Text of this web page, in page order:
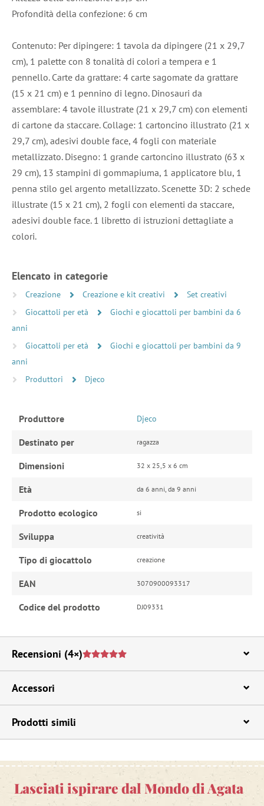
Profondità della confezione: 6 cm
Contenuto: Per dipingere: 1 tavola da dipingere (21 x 29,7
cm), 1 palette con 8 tonalità di colori a tempera e 1
pennello. Carte da grattare: 4 carte sagomate da grattare
(15 x 21 cm) e 1 pennino di legno. Dinosauri da
assemblare: 4 tavole illustrate (21 x 29,7 cm) con elementi
di cartone da staccare. Collage: 1 cartoncino illustrato (21 x
29,7 cm), adesivi double face, 4 fogli con materiale
metallizzato. Disegno: 1 grande cartoncino illustrato (63 x
29 cm), 13 stampini di gommapiuma, 1 applicatore blu, 1
penna stilo gel argento metallizzato. Scenette 3D: 2 schede
illustrate (15 x 21 cm), 2 fogli con elementi da staccare,
adesivi double face. 1 libretto di istruzioni dettagliate a
colori.
Elencato in categorie
Creazione Creazione e kit creativi
Set creativi
Giocattoli per età
Giochi e giocattoli per bambini da 6
anni
Giocattoli per età
Giochi e giocattoli per bambini da 9
anni
Produttori
Djeco
Produttore Djeco
Destinato per ragazza
Dimensioni 32 x 25,5 x 6 cm
Età da 6 anni, da 9 anni
Prodotto ecologico si
Sviluppa creatività
Tipo di giocattolo creazione
EAN 3070900093317
Codice del prodotto DJ09331
Recensioni (4×)
Accessori
Prodotti simili
Lasciati ispirare dal Mondo di Agata